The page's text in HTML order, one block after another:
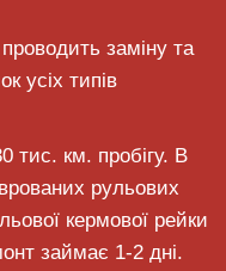
заміну та
усіх типів
тис. км. пробігу. В
рульових
кермової рейки
займає 1-2 дні.